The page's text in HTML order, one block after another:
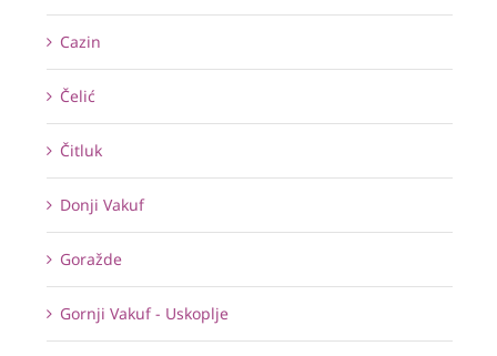
Cazin
Čelić
Čitluk
Donji Vakuf
Goražde
Gornji Vakuf - Uskoplje